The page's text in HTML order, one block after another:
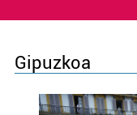
Gipuzkoa